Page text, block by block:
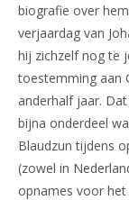
biografie over
verjaardag van
hij zichzelf nog te
toestemming aan
anderhalf jaar.
bijna onderdeel
Blaudzun tijdens
(zowel in
opnames voor het